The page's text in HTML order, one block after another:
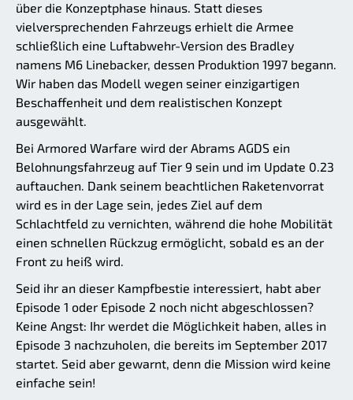
über die Konzeptphase hinaus. Statt dieses
vielversprechenden Fahrzeugs erhielt die Armee
schließlich eine Luftabwehr-Version des Bradley
namens M6 Linebacker, dessen Produktion 1997 begann.
Wir haben das Modell wegen seiner einzigartigen
Beschaffenheit und dem realistischen Konzept
ausgewählt.
Bei Armored Warfare wird der Abrams AGDS ein
Belohnungsfahrzeug auf Tier 9 sein und im Update 0.23
auftauchen. Dank seinem beachtlichen Raketenvorrat
wird es in der Lage sein, jedes Ziel auf dem
Schlachtfeld zu vernichten, während die hohe Mobilität
einen schnellen Rückzug ermöglicht, sobald es an der
Front zu heiß wird.
Seid ihr an dieser Kampfbestie interessiert, habt aber
Episode 1 oder Episode 2 noch nicht abgeschlossen?
Keine Angst: Ihr werdet die Möglichkeit haben, alles in
Episode 3 nachzuholen, die bereits im September 2017
startet. Seid aber gewarnt, denn die Mission wird keine
einfache sein!